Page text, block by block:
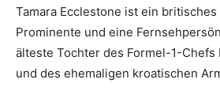
Tamara Ecclestone ist ein
Prominente und eine
älteste Tochter des Formel-1-Chefs
und des ehemaligen kroatischen